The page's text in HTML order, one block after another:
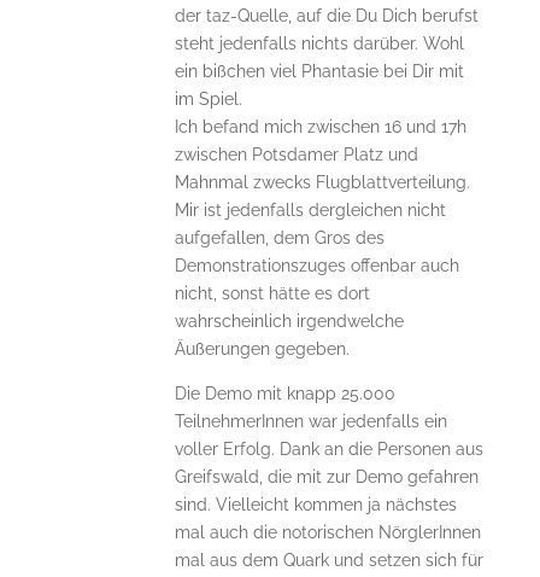
der taz-Quelle, auf die Du Dich berufst
steht jedenfalls nichts darüber. Wohl
ein bißchen viel Phantasie bei Dir mit
im Spiel.
Ich befand mich zwischen 16 und 17h
zwischen Potsdamer Platz und
Mahnmal zwecks Flugblattverteilung.
Mir ist jedenfalls dergleichen nicht
aufgefallen, dem Gros des
Demonstrationszuges offenbar auch
nicht, sonst hätte es dort
wahrscheinlich irgendwelche
Äußerungen gegeben.
Die Demo mit knapp 25.000
TeilnehmerInnen war jedenfalls ein
voller Erfolg. Dank an die Personen aus
Greifswald, die mit zur Demo gefahren
sind. Vielleicht kommen ja nächstes
mal auch die notorischen NörglerInnen
mal aus dem Quark und setzen sich für